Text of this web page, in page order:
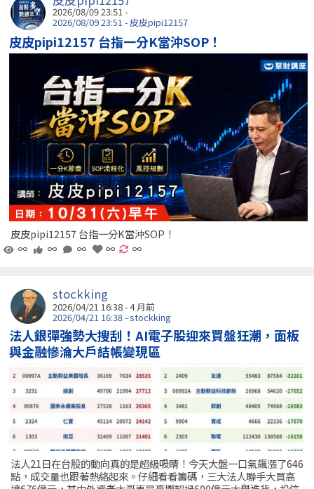
2026/08/09 23:51 -
2026/08/09 23:51 - 皮皮pipi12157
皮皮pipi12157 台指一分K當沖SOP！
皮皮pipi12157 台指一分K當沖SOP！
∞
∞ ∞ ∞ ∞
stockking
2026/04/21 16:38 - 4 月前
2026/04/21 16:38 - stockking
法人銀彈強勢大搜刮！AI電子股迎來買盤狂潮，面板
與金融慘淪大戶結帳變現區
法人21日在台股的動向真的是超級吸睛！今天大盤一口氣飆漲了646
點，成交量也跟著熱絡起來。仔細看看籌碼，三大法人聯手大買高